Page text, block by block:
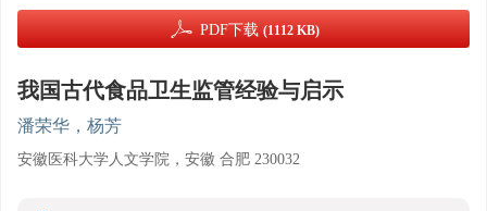
PDF下载 (1112 KB)
我国古代食品卫生监管经验与启示
潘荣华，杨芳
安徽医科大学人文学院，安徽 合肥 230032